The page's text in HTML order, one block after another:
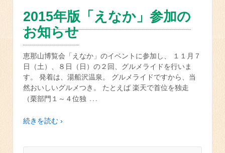
2015年版「えなか」参加の
お知らせ
恵那山博覧会「えなか」のイベントに参加し、 １１月７
日（土）、８日（日）の２回、グルメライドを行いま
す。 発着は、湯船沢温泉。 グルメライドですから、当
然おいしいグルメつき。 たとえば 楽天で首位を独走
（栗部門１～４位独 …
続きを読む ›